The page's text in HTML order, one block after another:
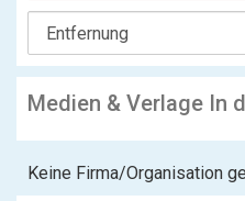
Medien & Verlage In
Keine Firma/Organisation